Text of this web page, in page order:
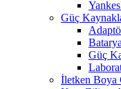
Güç
Güç
İletken Boya